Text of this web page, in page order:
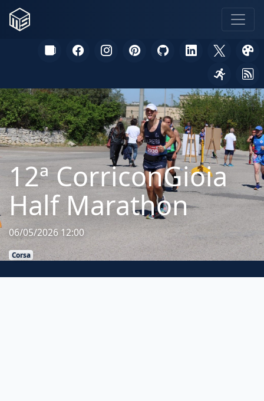
12ª CorriconGioia
Half Marathon
06/05/2026 12:00
Corsa